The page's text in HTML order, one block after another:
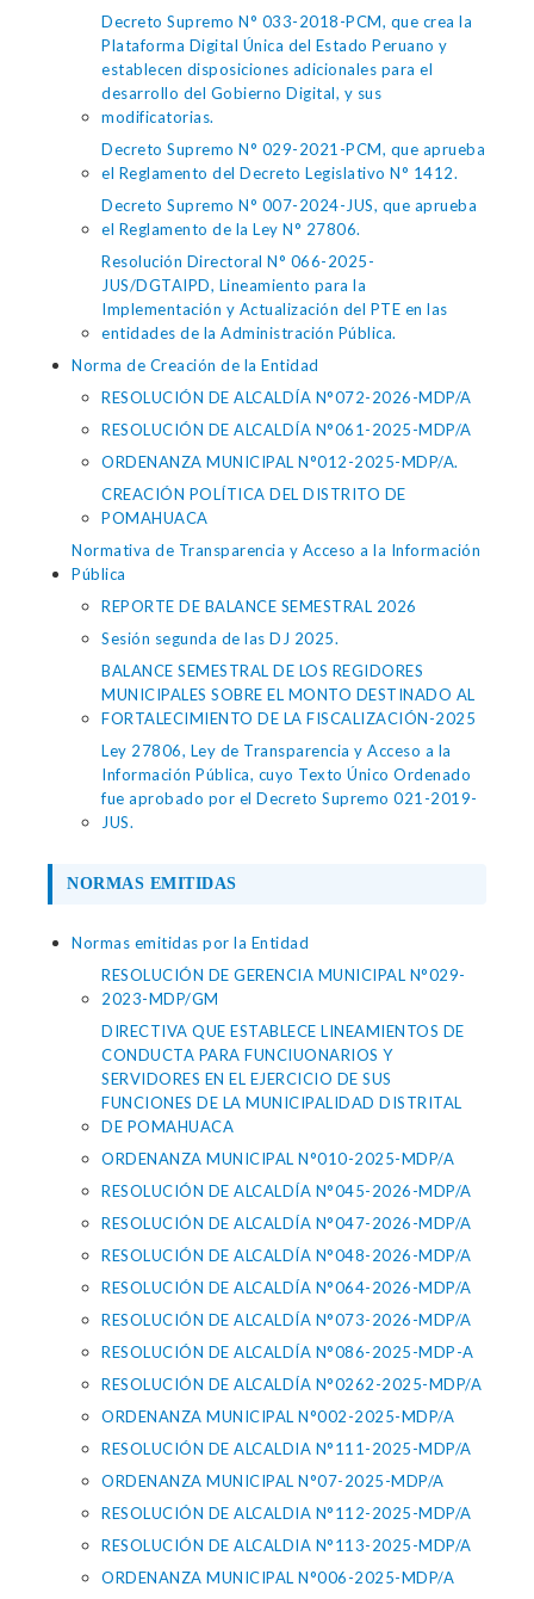
Decreto Supremo N° 033-2018-PCM, que crea la
Plataforma Digital Única del Estado Peruano y
establecen disposiciones adicionales para el
desarrollo del Gobierno Digital, y sus
modificatorias.
Decreto Supremo N° 029-2021-PCM, que aprueba
el Reglamento del Decreto Legislativo N° 1412.
Decreto Supremo N° 007-2024-JUS, que aprueba
el Reglamento de la Ley N° 27806.
Resolución Directoral N° 066-2025-
JUS/DGTAIPD, Lineamiento para la
Implementación y Actualización del PTE en las
entidades de la Administración Pública.
Norma de Creación de la Entidad
RESOLUCIÓN DE ALCALDÍA N°072-2026-MDP/A
RESOLUCIÓN DE ALCALDÍA N°061-2025-MDP/A
ORDENANZA MUNICIPAL N°012-2025-MDP/A.
CREACIÓN POLÍTICA DEL DISTRITO DE
POMAHUACA
Normativa de Transparencia y Acceso a la Información
Pública
REPORTE DE BALANCE SEMESTRAL 2026
Sesión segunda de las DJ 2025.
BALANCE SEMESTRAL DE LOS REGIDORES
MUNICIPALES SOBRE EL MONTO DESTINADO AL
FORTALECIMIENTO DE LA FISCALIZACIÓN-2025
Ley 27806, Ley de Transparencia y Acceso a la
Información Pública, cuyo Texto Único Ordenado
fue aprobado por el Decreto Supremo 021-2019-
JUS.
NORMAS EMITIDAS
Normas emitidas por la Entidad
RESOLUCIÓN DE GERENCIA MUNICIPAL N°029-
2023-MDP/GM
DIRECTIVA QUE ESTABLECE LINEAMIENTOS DE
CONDUCTA PARA FUNCIUONARIOS Y
SERVIDORES EN EL EJERCICIO DE SUS
FUNCIONES DE LA MUNICIPALIDAD DISTRITAL
DE POMAHUACA
ORDENANZA MUNICIPAL N°010-2025-MDP/A
RESOLUCIÓN DE ALCALDÍA N°045-2026-MDP/A
RESOLUCIÓN DE ALCALDÍA N°047-2026-MDP/A
RESOLUCIÓN DE ALCALDÍA N°048-2026-MDP/A
RESOLUCIÓN DE ALCALDÍA N°064-2026-MDP/A
RESOLUCIÓN DE ALCALDÍA N°073-2026-MDP/A
RESOLUCIÓN DE ALCALDÍA N°086-2025-MDP-A
RESOLUCIÓN DE ALCALDÍA N°0262-2025-MDP/A
ORDENANZA MUNICIPAL N°002-2025-MDP/A
RESOLUCIÓN DE ALCALDIA N°111-2025-MDP/A
ORDENANZA MUNICIPAL N°07-2025-MDP/A
RESOLUCIÓN DE ALCALDIA N°112-2025-MDP/A
RESOLUCIÓN DE ALCALDIA N°113-2025-MDP/A
ORDENANZA MUNICIPAL N°006-2025-MDP/A